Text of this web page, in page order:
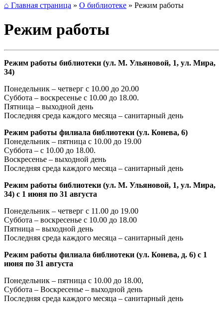
⌂ Главная страница » О библиотеке » Режим работы
Режим работы
Режим работы библиотеки (ул. М. Ульяновой, 1, ул. Мира,
34)
Понедельник – четверг с 10.00 до 20.00
Суббота – воскресенье с 10.00 до 18.00.
Пятница – выходной день
Последняя среда каждого месяца – санитарный день
Режим работы филиала библиотеки (ул. Конева, 6)
Понедельник – пятница с 10.00 до 19.00
Суббота – с 10.00 до 18.00.
Воскресенье – выходной день
Последняя среда каждого месяца – санитарный день
Режим работы библиотеки (ул. М. Ульяновой, 1, ул. Мира,
34) с 1 июня по 31 августа
Понедельник – четверг с 11.00 до 19.00
Суббота – воскресенье с 10.00 до 18.00
Пятница – выходной день
Последняя среда каждого месяца – санитарный день
Режим работы филиала библиотеки (ул. Конева, д. 6) с 1
июня по 31 августа
Понедельник – пятница с 10.00 до 18.00,
Суббота – Воскресенье – выходной день
Последняя среда каждого месяца – санитарный день